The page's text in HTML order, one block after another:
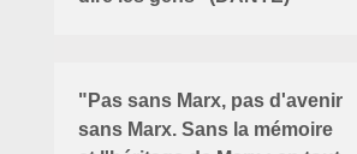
"Pas sans Marx, pas d'avenir
sans Marx. Sans la mémoire